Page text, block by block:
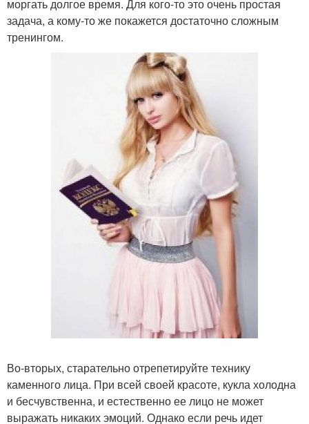
моргать долгое время. Для кого-то это очень простая
задача, а кому-то же покажется достаточно сложным
тренингом.
Во-вторых, старательно отрепетируйте технику
каменного лица. При всей своей красоте, кукла холодна
и бесчувственна, и естественно ее лицо не может
выражать никаких эмоций. Однако если речь идет